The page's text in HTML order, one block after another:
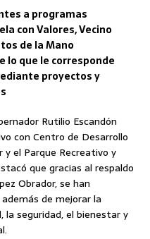
a programas
con Valores, Vecino
de la Mano
lo que le corresponde
proyectos y
Rutilio Escandón
con Centro de Desarrollo
y el Parque Recreativo y
que gracias al respaldo
Obrador, se han
de mejorar la
la seguridad, el bienestar y